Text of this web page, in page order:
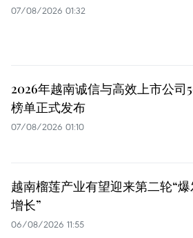
07/08/2026 01:32
2026年越南诚信与高效上市公司
榜单正式发布
07/08/2026 01:10
越南榴莲产业有望迎来第二轮“
增长”
06/08/2026 11:55